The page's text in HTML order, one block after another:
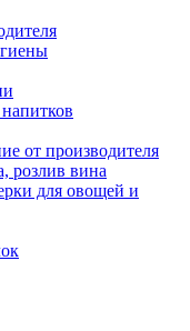
от производителя
розлив вина
для овощей и